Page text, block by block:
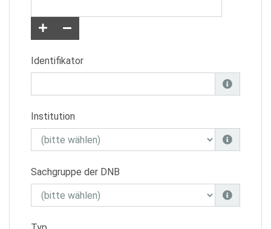
Identifikator
Institution
Sachgruppe der DNB